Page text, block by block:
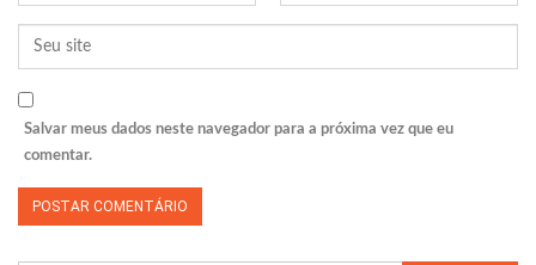
Salvar meus dados neste navegador para a próxima vez que eu
comentar.